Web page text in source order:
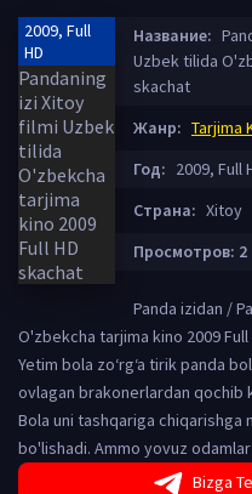
2009, Full
HD
Название:
Uzbek tilida
skachat
Жанр: Tarjima
Год: 2009, Full
Страна: Xitoy
Просмотров: 2
Panda izidan /
O'zbekcha tarjima kino 2009 Full
Yetim bola zo‘rg‘a tirik panda
ovlagan brakonerlardan qochib
Bola uni tashqariga
bo'lishadi. Ammo yovuz
Bizga